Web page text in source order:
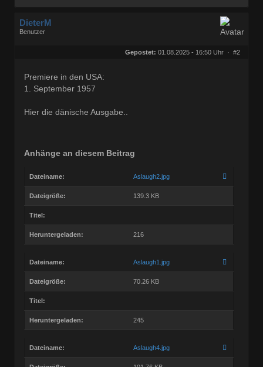
DieterM
Benutzer
Gepostet: 01.08.2025 - 16:50 Uhr · #2
Premiere in den USA:
1. September 1957
Hier die dänische Ausgabe..
Anhänge an diesem Beitrag
Dateiname: Aslaugh2.jpg
Dateigröße: 139.3 KB
Titel:
Heruntergeladen: 216
Dateiname: Aslaugh1.jpg
Dateigröße: 70.26 KB
Titel:
Heruntergeladen: 245
Dateiname: Aslaugh4.jpg